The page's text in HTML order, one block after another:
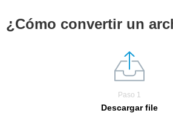
¿Cómo convertir un
Paso 1
Descargar file